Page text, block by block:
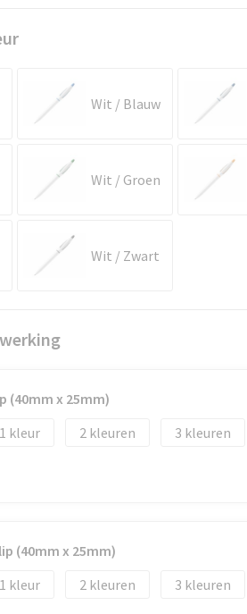
Wit / Blauw
Wit / Groen
Wit / Zwart
(40mm x 25mm)
1 2
3
(40mm x 25mm)
1 2
3